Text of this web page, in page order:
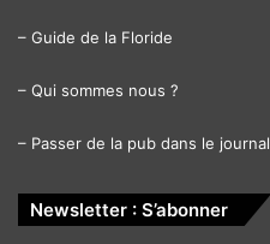
– Guide de la Floride
– Qui sommes nous ?
– Passer de la pub dans le journal
Newsletter : S’abonner